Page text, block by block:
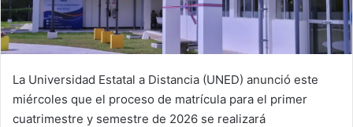
La Universidad Estatal a Distancia (UNED) anunció este
miércoles que el proceso de matrícula para el primer
cuatrimestre y semestre de 2026 se realizará